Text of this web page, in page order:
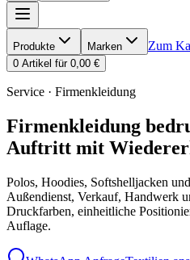
Produkte Marken Zum
0 Artikel für 0,00 €
Service · Firmenkleidung
Firmenkleidung
Auftritt mit
Polos, Hoodies, Softshelljacken
Außendienst, Verkauf, Handwerk
Druckfarben, einheitliche
Auflage.